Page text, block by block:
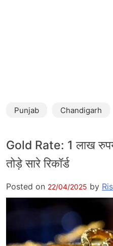
Punjab Chandigarh
Gold Rate: 1 लाख
तोड़े सारे रिकॉर्ड
Posted on 22/04/2025 by